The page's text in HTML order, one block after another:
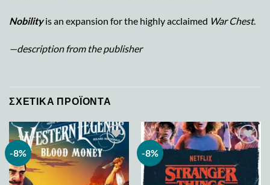
Nobilityis an expansion for the highly acclaimed War Chest.
—description from the publisher
ΣΧΕΤΙΚΆ ΠΡΟΪΌΝΤΑ
-8%
Add to
wishlist
-8%
Add to